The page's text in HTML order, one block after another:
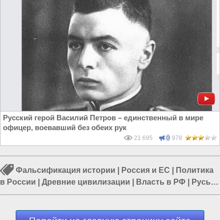
Русский герой Василий Петров – единственный в мире
офицер, воевавший без обеих рук
21 695 978
Фальсификация истории Россия и ЕС
Политика
в России
Древние цивилизации Власть в РФ Русь|
Украина и ЕС